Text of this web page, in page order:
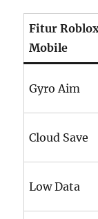
Fitur
Mobile
Gyro Aim
Cloud Save
Low Data